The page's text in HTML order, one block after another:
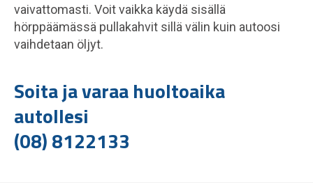
vaivattomasti. Voit vaikka käydä sisällä
hörppäämässä pullakahvit sillä välin kuin autoosi
vaihdetaan öljyt.
Soita ja varaa huoltoaika
autollesi
(08) 8122133